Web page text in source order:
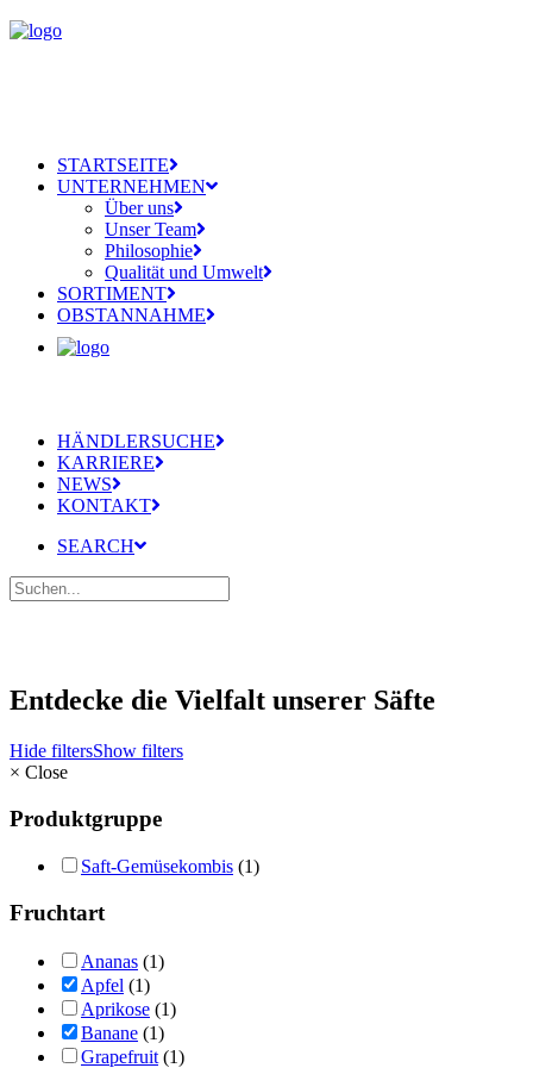
STARTSEITE
UNTERNEHMEN
Über uns
Unser Team
Philosophie
Qualität und Umwelt
SORTIMENT
OBSTANNAHME
HÄNDLERSUCHE
KARRIERE
NEWS
KONTAKT
SEARCH
Entdecke die Vielfalt unserer Säfte
Hide filtersShow filters
× Close
Produktgruppe
Saft-Gemüsekombis (1)
Fruchtart
Ananas (1)
Apfel (1)
Aprikose (1)
Banane (1)
Grapefruit (1)